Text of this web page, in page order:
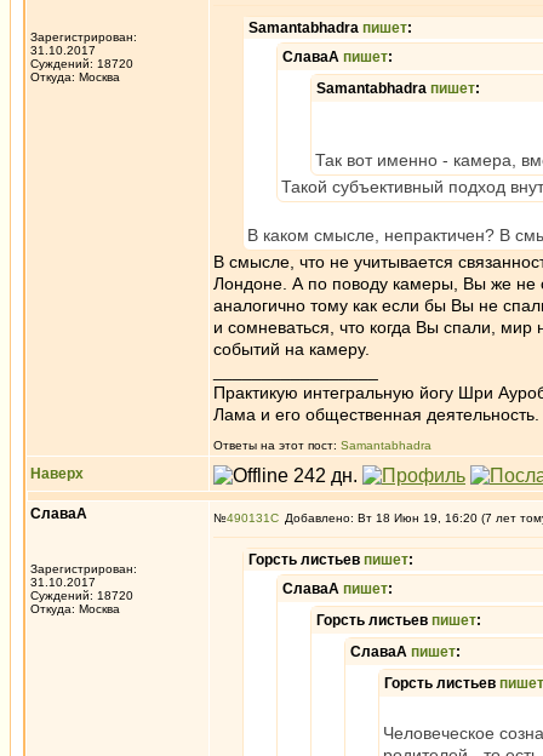
Зарегистрирован:
31.10.2017
Суждений: 18720
Откуда: Москва
Samantabhadra пишет:
СлаваА пишет:
Samantabhadra пишет:
Так вот именно - камера,
Такой субъективный подход
В каком смысле, непрактичен? В
В смысле, что не учитывается
Лондоне. А по поводу камеры, Вы же не
аналогично тому как если бы Вы не
и сомневаться, что когда Вы спали,
событий на камеру.
Практикую интегральную йогу Шри
Лама и его общественная деятельность.
Ответы на этот пост: Samantabhadra
Наверх
СлаваА
Зарегистрирован:
31.10.2017
Суждений: 18720
Откуда: Москва
№490131 Добавлено: Вт 18 Июн 19, 16:20 (7 лет
Горсть листьев пишет:
СлаваА пишет:
Горсть листьев пишет:
СлаваА пишет:
Горсть листьев пишет
Человеческое